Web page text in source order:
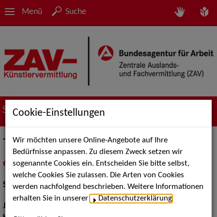
Menü Suche
Suche nach Künstler*innen
Tobias Krebs
als PDF speichern
inMeine Merklistelegen
Schauspiel:Bühne
Jahrgang:
Cookie-Einstellungen
Wir möchten unsere Online-Angebote auf Ihre
Bedürfnisse anpassen. Zu diesem Zweck setzen wir
sogenannte Cookies ein. Entscheiden Sie bitte selbst,
welche Cookies Sie zulassen. Die Arten von Cookies
werden nachfolgend beschrieben. Weitere Informationen
erhalten Sie in unserer
Datenschutzerklärung